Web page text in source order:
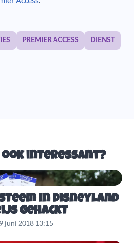
PREMIER ACCESS DIENST
ook interessant?
in Disneyland
gehackt
juni 2018 13:15